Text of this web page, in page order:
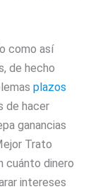
como así
de hecho
plazos
de hacer
ganancias
Trato
cuánto dinero
intereses